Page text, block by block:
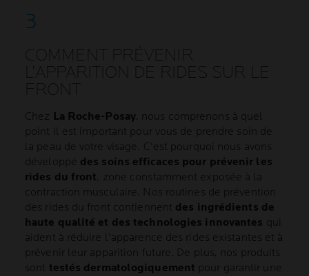
COMMENT PRÉVENIR
L’APPARITION DE RIDES SUR LE
FRONT
Chez La Roche-Posay , nous comprenons à quel
point il est important pour vous de prendre soin de
la peau de votre visage. C'est pourquoi nous avons
développé des soins efficaces pour prévenir les
rides du front , zone constamment exposée à la
contraction musculaire. Nos routines de prévention
des rides du front contiennent des ingrédients de
haute qualité et des technologies innovantes qui
aident à réduire l'apparence des rides existantes et à
prévenir leur apparition future. De plus, nos produits
sont testés dermatologiquement pour garantir une